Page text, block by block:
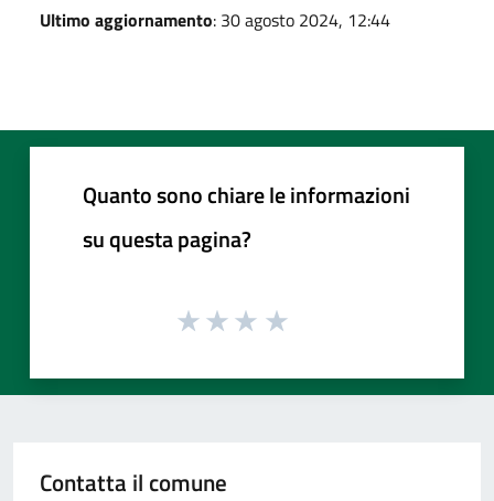
Ultimo aggiornamento: 30 agosto 2024, 12:44
Quanto sono chiare le informazioni
su questa pagina?
Contatta il comune